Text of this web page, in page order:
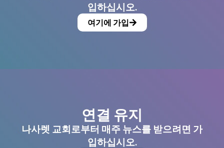
입하십시오.
여기에 가입
연결 유지
나사렛 교회로부터 매주 뉴스를 받으려면 가
입하십시오.